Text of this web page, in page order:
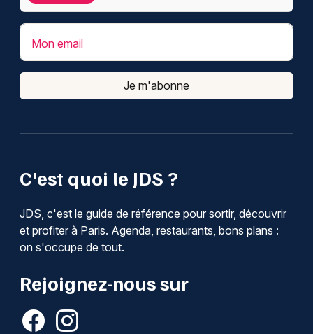
C'est quoi le JDS ?
JDS, c'est le guide de référence pour sortir, découvrir
et profiter à Paris. Agenda, restaurants, bons plans :
on s'occupe de tout.
Rejoignez-nous sur
Mon email
Je m'abonne